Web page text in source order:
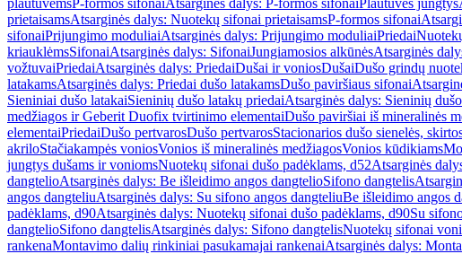
plautuvėmsP-formos sifonaiAtsarginės dalys: P-formos sifonaiPlautuvės jungtys
prietaisamsAtsarginės dalys: Nuotekų sifonai prietaisamsP-formos sifonai
sifonaiPrijungimo moduliaiAtsarginės dalys: Prijungimo moduliaiPriedai
kriauklėmsSifonaiAtsarginės dalys: SifonaiJungiamosios alkūnėsAtsarginės
vožtuvaiPriedaiAtsarginės dalys: PriedaiDušai ir voniosDušaiDušo grindų
latakamsAtsarginės dalys: Priedai dušo latakamsDušo paviršiaus sifonai
Sieniniai dušo latakaiSieninių dušo latakų priedaiAtsarginės dalys: Sieninių
medžiagos ir Geberit Duofix tvirtinimo elementaiDušo paviršiai iš mineralinės
elementaiPriedaiDušo pertvarosDušo pertvarosStacionarios dušo sienelės,
akriloStačiakampės voniosVonios iš mineralinės medžiagosVonios kūdikiams
jungtys dušams ir voniomsNuotekų sifonai dušo padėklams, d52Atsarginės
dangtelioAtsarginės dalys: Be išleidimo angos dangtelioSifono dangtelis
angos dangteliuAtsarginės dalys: Su sifono angos dangteliuBe išleidimo angos
padėklams, d90Atsarginės dalys: Nuotekų sifonai dušo padėklams, d90Su
dangtelioSifono dangtelisAtsarginės dalys: Sifono dangtelisNuotekų sifonai
rankenaMontavimo dalių rinkiniai pasukamajai rankenaiAtsarginės dalys: